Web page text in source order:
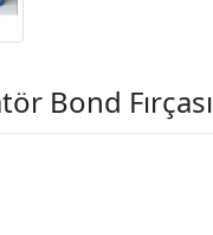
Bond Fırçası